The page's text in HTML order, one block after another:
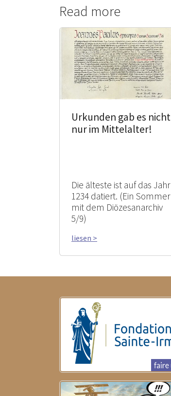
Read more
Urkunden gab es nicht
nur im Mittelalter!
Die älteste ist auf das Jahr
1234 datiert. (Ein Sommer
mit dem Diözesanarchiv
5/9)
liesen >